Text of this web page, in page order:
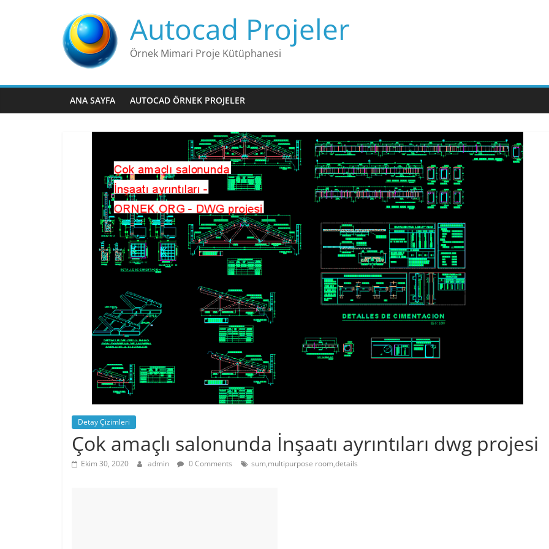
Autocad Projeler
Örnek Mimari Proje Kütüphanesi
ANA SAYFA AUTOCAD ÖRNEK PROJELER
Detay Çizimleri
Çok amaçlı salonunda İnşaatı ayrıntıları dwg projesi
Ekim 30, 2020 admin 0 Comments sum,multipurpose room,details